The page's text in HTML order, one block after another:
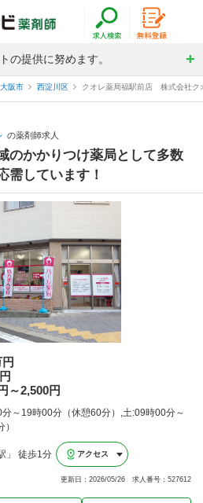
の提供に努めます。
大阪市 西淀川区 クオレ薬局福駅前店 株式会社ク
の薬剤師求人
のかかりつけ薬局として多数
需しています！
～2,500円
～19時00分（休憩60分）,土:09時00分～
」 徒歩1分 アクセス
更新日：2026/05/26 求人番号：527612